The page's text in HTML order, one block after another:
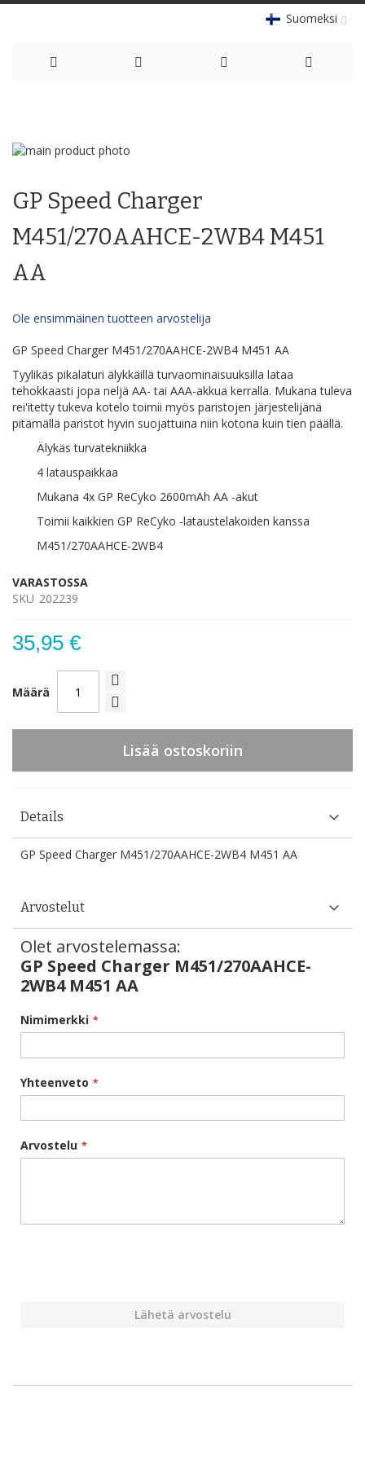
Suomeksi
Content
Skip
end
the
images
gallery
the
beginning
of
the
images
gallery
GP Speed Charger
M451/270AAHCE-2WB4 M451
AA
Ole ensimmäinen tuotteen arvostelija
GP Speed Charger M451/270AAHCE-2WB4 M451 AA
Tyylikäs pikalaturi älykkäillä turvaominaisuuksilla lataa
tehokkaasti jopa neljä AA- tai AAA-akkua kerralla. Mukana tuleva
rei'itetty tukeva kotelo toimii myös paristojen järjestelijänä
pitämällä paristot hyvin suojattuina niin kotona kuin tien päällä.
Älykäs turvatekniikka
4 latauspaikkaa
Mukana 4x GP ReCyko 2600mAh AA -akut
Toimii kaikkien GP ReCyko -lataustelakoiden kanssa
M451/270AAHCE-2WB4
VARASTOSSA
SKU 202239
35,95 €
Määrä
Lisää ostoskoriin
Details
GP Speed Charger M451/270AAHCE-2WB4 M451 AA
Arvostelut
Olet arvostelemassa:
GP Speed Charger M451/270AAHCE-
2WB4 M451 AA
Nimimerkki
Yhteenveto
Arvostelu
Lähetä arvostelu